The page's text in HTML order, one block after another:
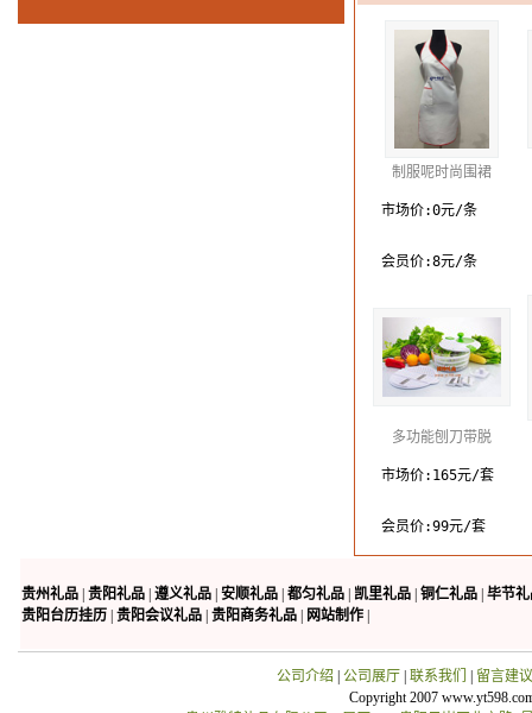
制服呢时尚围裙
市场价:0元/条
会员价:8元/条
多功能刨刀带脱
市场价:165元/套
会员价:99元/套
贵州礼品 贵阳礼品 遵义礼品 安顺礼品 都匀礼品 凯里礼品 铜仁礼品 毕节
贵阳台历挂历 贵阳会议礼品 贵阳商务礼品 网站制作
公司介绍 公司展厅| 联系我们
留言建议
Copyright 2007